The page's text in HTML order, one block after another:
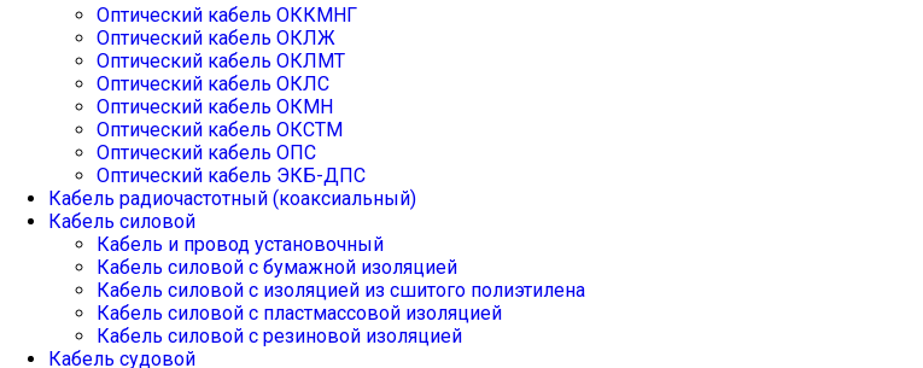
Оптический кабель ОККМНГ
Оптический кабель ОКЛЖ
Оптический кабель ОКЛМТ
Оптический кабель ОКЛС
Оптический кабель ОКМН
Оптический кабель ОКСТМ
Оптический кабель ОПС
Оптический кабель ЭКБ-ДПС
Кабель радиочастотный (коаксиальный)
Кабель силовой
Кабель и провод установочный
Кабель силовой с бумажной изоляцией
Кабель силовой с изоляцией из сшитого полиэтилена
Кабель силовой с пластмассовой изоляцией
Кабель силовой с резиновой изоляцией
Кабель судовой